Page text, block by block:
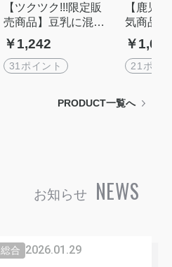
【ツクツク!!!限定販
売商品】豆乳に混ぜ
て美味しい黒酢 ゆ
ず
￥1,242
31ポイント
【鹿児
気商品!!!
んのら
(らっき
￥
21ポイ
PRODUCT一覧へ
NEWS
お知らせ
総合 2026.01.29